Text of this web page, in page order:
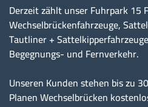
Derzeit zählt unser Fuhrpark 15
Wechselbrückenfahrzeuge,
Tautliner +
Begegnungs- und Fernverkehr.
Unseren Kunden stehen bis zu
Planen Wechselbrücken